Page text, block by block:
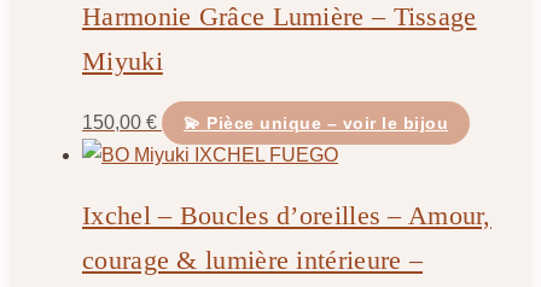
Harmonie Grâce Lumière – Tissage
Miyuki
150,00 € 💫 Pièce unique – voir le bijou
Ixchel – Boucles d’oreilles – Amour,
courage & lumière intérieure –